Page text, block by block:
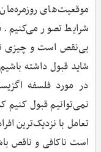
موقعیت‌های
شرایط تصور
بی‌نقص است و چیزی
شاید قبول داشته
در مورد فلسفه
نمی‌توانیم قبول
تعامل با نزدیک‌ترین
است ناکافی و ناقص